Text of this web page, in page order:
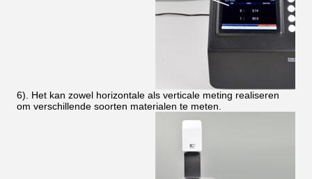
6). Het kan zowel horizontale als verticale meting realiseren
om verschillende soorten materialen te meten.